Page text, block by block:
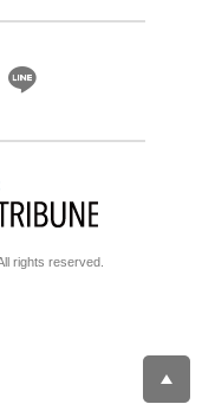
rights reserved.